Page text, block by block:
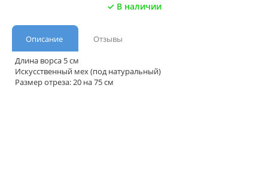
✓ В наличии
Описание
Отзывы
Длина ворса 5 см
Искусственный мех (под натуральный)
Размер отреза: 20 на 75 см